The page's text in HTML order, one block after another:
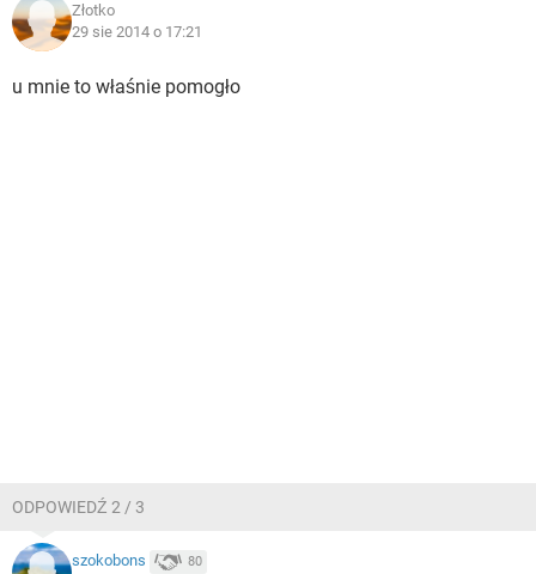
Złotko
29 sie 2014 o 17:21
u mnie to właśnie pomogło
ODPOWIEDŹ 2 / 3
szokobons 80